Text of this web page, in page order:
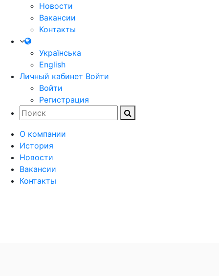
Новости
Вакансии
Контакты
Українська
English
Личный кабинет Войти
Войти
Регистрация
О компании
История
Новости
Вакансии
Контакты